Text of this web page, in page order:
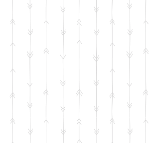
3件の記事
3件の記事
2件の記事
2件の記事
3件の記事
7件の記事
2件の記事